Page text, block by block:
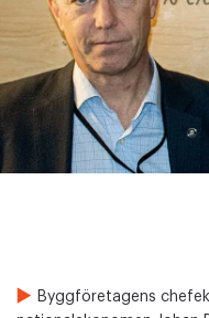
Byggföretagens